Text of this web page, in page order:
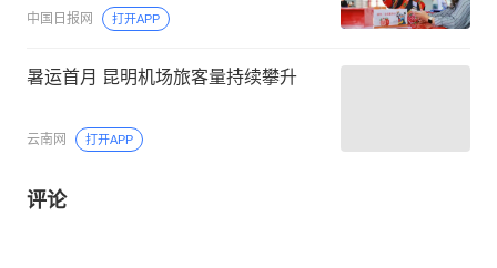
中国日报网 打开APP
暑运首月 昆明机场旅客量持续攀升
云南网 打开APP
评论